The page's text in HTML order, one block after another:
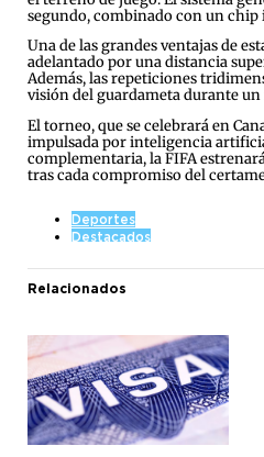
segundo, combinado con un
Una de las grandes ventajas de
adelantado por una distancia
Además, las repeticiones
visión del guardameta durante
El torneo, que se celebrará en
impulsada por inteligencia
complementaria, la FIFA
tras cada compromiso del
Deportes
Destacados
Relacionados